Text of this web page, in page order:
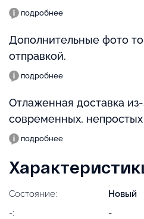
подробнее
Дополнительные фото
отправкой.
подробнее
Отлаженная доставка
современных, непростых
подробнее
Состояние:
Новый
-:
-